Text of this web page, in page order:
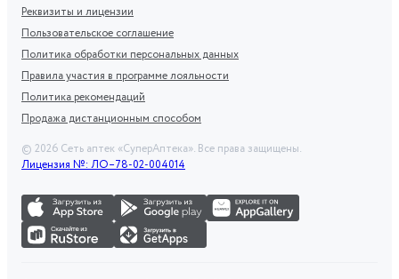
Реквизиты и лицензии
Пользовательское соглашение
Политика обработки персональных данных
Правила участия в программе лояльности
Политика рекомендаций
Продажа дистанционным способом
© 2026 Сеть аптек «СуперАптека». Все права защищены.
Лицензия №: ЛО–78-02-004014